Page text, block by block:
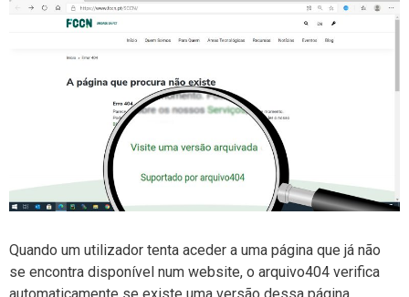
Quando um utilizador tenta aceder a uma página que já não
se encontra disponível num website, o arquivo404 verifica